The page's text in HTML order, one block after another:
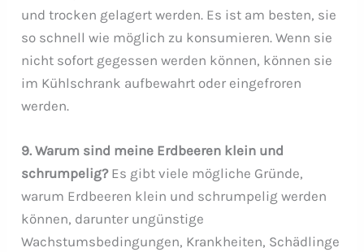
und trocken gelagert werden. Es ist am besten, sie
so schnell wie möglich zu konsumieren. Wenn sie
nicht sofort gegessen werden können, können sie
im Kühlschrank aufbewahrt oder eingefroren
werden.
9. Warum sind meine Erdbeeren klein und
schrumpelig?Es gibt viele mögliche Gründe,
warum Erdbeeren klein und schrumpelig werden
können, darunter ungünstige
Wachstumsbedingungen, Krankheiten, Schädlinge